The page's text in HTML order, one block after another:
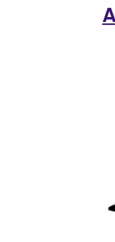
Jeu
appuyer
en